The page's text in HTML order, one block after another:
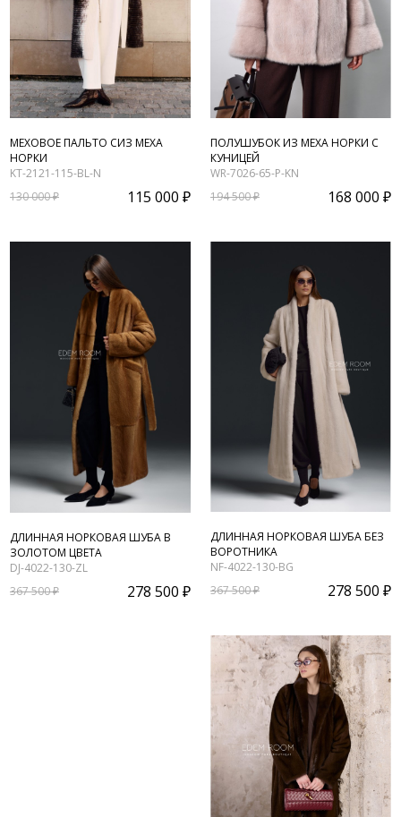
МЕХОВОЕ ПАЛЬТО СИЗ МЕХА
НОРКИ
KT-2121-115-BL-N
130 000 ₽
115 000 ₽
ПОЛУШУБОК ИЗ МЕХА НОРКИ С
КУНИЦЕЙ
WR-7026-65-P-KN
194 500 ₽
168 000 ₽
ДЛИННАЯ НОРКОВАЯ ШУБА В
ЗОЛОТОМ ЦВЕТА
DJ-4022-130-ZL
367 500 ₽
278 500 ₽
ДЛИННАЯ НОРКОВАЯ ШУБА БЕЗ
ВОРОТНИКА
NF-4022-130-BG
367 500 ₽
278 500 ₽